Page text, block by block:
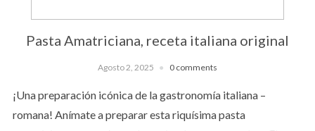
Pasta Amatriciana, receta italiana original
Agosto 2, 2025 0 comments
¡Una preparación icónica de la gastronomía italiana –
romana! Anímate a preparar esta riquísima pasta